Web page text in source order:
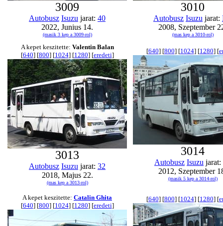
3009
Autobusz Isuzu jarat: 40
2022, Junius 14.
(masik 3 kep a 3009-rol)
3010
Autobusz Isuzu jarat:
2008, Szeptember
(mas kep a 3010-rol)
A kepet keszitette: Valentin Balan
[640] [800] [1024] [1280] [eredeti]
3013
Autobusz Isuzu jarat: 32
2018, Majus 22.
(mas kep a 3013-rol)
[640] [800] [1024] [1280] [
3014
Autobusz Isuzu jarat:
2012, Szeptember
(masik 5 kep a 3014-rol)
A kepet keszitette: Catalin Ghita
[640] [800] [1024] [1280] [eredeti]
[640] [800] [1024] [1280] [